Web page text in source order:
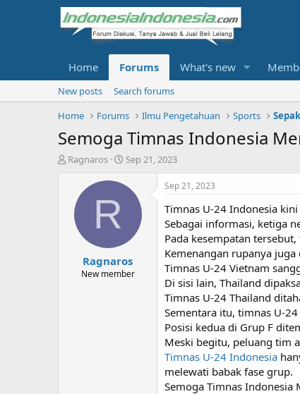
Home Forums What's new
New posts
Search forums
Home
Forums Ilmu Pengetahuan Sports
Semoga Timnas Indonesia
T
Ragnaros
S
a
t
e
Sep 21, 2023
R
Ragnaros
New member
Sep 21, 2023
Timnas U-24 Indonesia
Sebagai informasi, ketiga
Pada kesempatan
Kemenangan rupanya
Timnas U-24 Vietnam
Di sisi lain, Thailand
Timnas U-24 Thailand
Sementara itu, timnas U-
Posisi kedua di Grup F
Meski begitu, peluang tim
Timnas U-24 Indonesia
melewati babak fase grup.
Semoga Timnas Indonesia